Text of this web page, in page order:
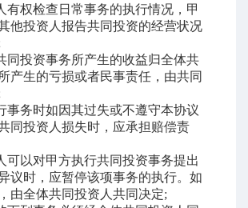
有权检查日常事务的执行情况，甲
他投资人报告共同投资的经营状况
同投资事务所产生的收益归全体共
产生的亏损或者民事责任，由共同
事务时如因其过失或不遵守本协议
同投资人损失时，应承担赔偿责
可以对甲方执行共同投资事务提出
议时，应暂停该项事务的执行。如
由全体共同投资人共同决定;